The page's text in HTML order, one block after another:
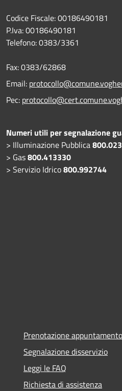
Codice Fiscale: 00186490181
P.Iva: 00186490181
Telefono:0383/3361
Fax:0383/62868
Email:
Pec:
Numeri utili per segnalazione
> Illuminazione Pubblica
> Gas800.413330
> Servizio Idrico800.992744
Prenotazione appuntamento
Segnalazione disservizio
Leggi le FAQ
Richiesta di assistenza